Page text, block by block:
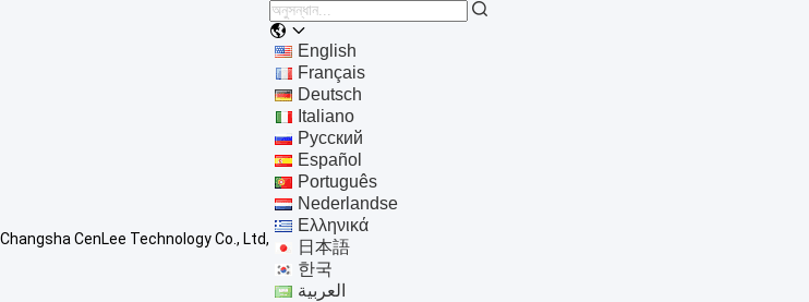
Changsha CenLee Technology Co., Ltd,
English
Français
Deutsch
Italiano
Русский
Español
Português
Nederlandse
Ελληνικά
日本語
한국
العربية